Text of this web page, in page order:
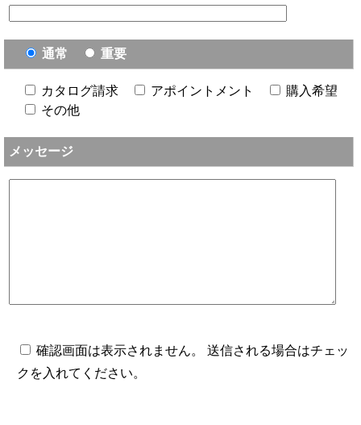
通常 重要
カタログ請求 アポイントメント
購入希望
その他
メッセージ
確認画面は表示されません。 送信される場合はチェッ
クを入れてください。